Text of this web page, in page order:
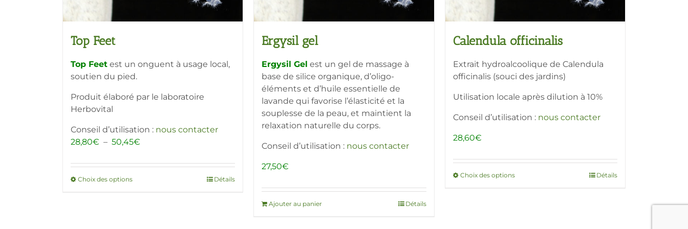
Top Feet
Top Feet est un onguent à usage local,
soutien du pied.
Produit élaboré par le laboratoire
Herbovital
Conseil d’utilisation : nous contacter
28,80€ – 50,45€
prix :
Choix des optionsCe
Détails
Ergysil gel
Ergysil Gel est un gel de massage à
base de silice organique, d’oligo-
éléments et d’huile essentielle de
lavande qui favorise l’élasticité et la
souplesse de la peau, et maintient la
relaxation naturelle du corps.
Conseil d’utilisation : nous contacter
27,50€
Ajouter au panier Détails
Calendula officinalis
Extrait hydroalcoolique de Calendula
officinalis (souci des jardins)
Utilisation locale après dilution à 10%
Conseil d’utilisation : nous contacter
28,60€
Choix des optionsCe
Détails